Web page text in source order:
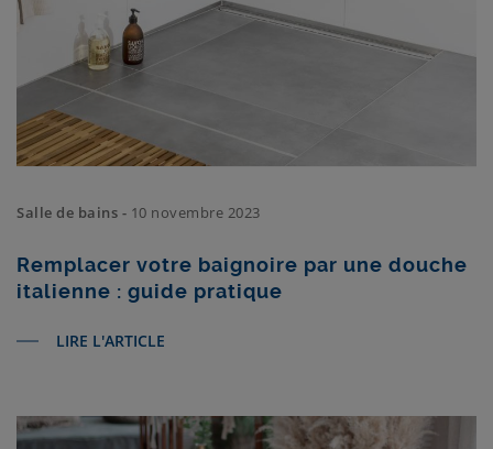
Salle de bains - 10 novembre 2023
Remplacer votre baignoire par une douche
italienne : guide pratique
LIRE L'ARTICLE